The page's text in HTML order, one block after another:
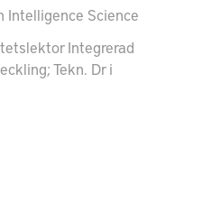
Intelligence Science
Integrerad
Tekn. Dr i